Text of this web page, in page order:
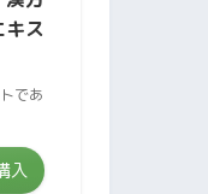
ス
であ
入